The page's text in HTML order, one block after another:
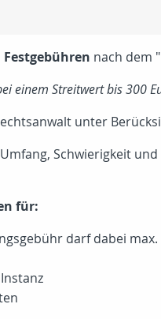
Festgebühren nach dem
einem Streitwert bis 300
unter
Schwierigkeit
für:
darf dabei